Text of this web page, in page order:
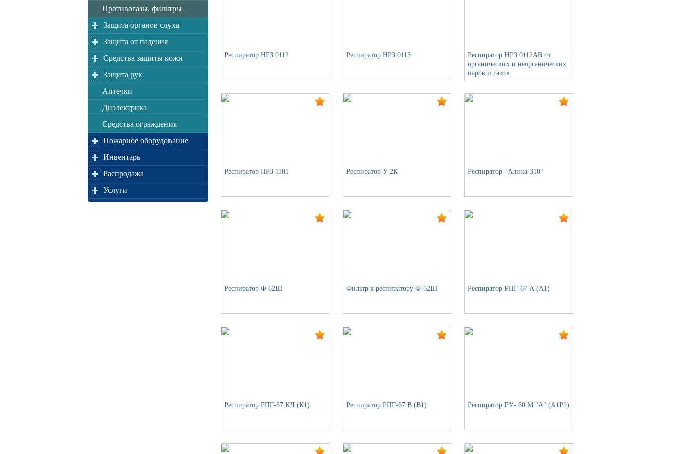
Противогазы, фильтры
Защита органов слуха
Защита от падения
Средства защиты кожи
Защита рук
Аптечки
Диэлектрика
Средства ограждения
Пожарное оборудование
Инвентарь
Распродажа
Услуги
Респиратор НРЗ 0112 Респиратор НРЗ 0113
Респиратор НРЗ 0112АВ от
органических и неорганических
паров и газов
Респиратор НРЗ 1101 Респиратор У 2К Респиратор "Алина-310"
Респиратор Ф 62Ш Фильтр к респиратору Ф-62Ш Респиратор РПГ-67 А (А1)
Респиратор РПГ-67 КД (К1) Респиратор РПГ-67 В (В1) Респиратор РУ- 60 М "А" (А1Р1)